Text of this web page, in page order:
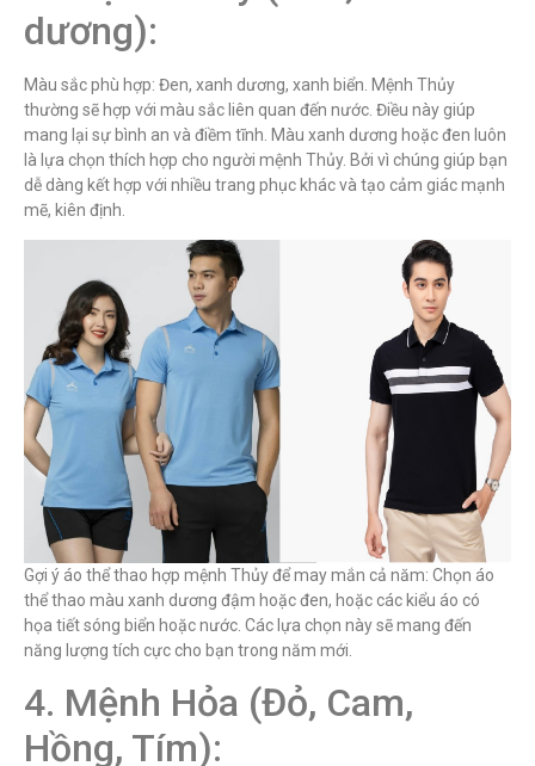
dương):
Màu sắc phù hợp: Đen, xanh dương, xanh biển. Mệnh Thủy
thường sẽ hợp với màu sắc liên quan đến nước. Điều này giúp
mang lại sự bình an và điềm tĩnh. Màu xanh dương hoặc đen luôn
là lựa chọn thích hợp cho người mệnh Thủy. Bởi vì chúng giúp bạn
dễ dàng kết hợp với nhiều trang phục khác và tạo cảm giác mạnh
mẽ, kiên định.
Gợi ý áo thể thao hợp mệnh Thủy để may mắn cả năm: Chọn áo
thể thao màu xanh dương đậm hoặc đen, hoặc các kiểu áo có
họa tiết sóng biển hoặc nước. Các lựa chọn này sẽ mang đến
năng lượng tích cực cho bạn trong năm mới.
4. Mệnh Hỏa (Đỏ, Cam,
Hồng, Tím):